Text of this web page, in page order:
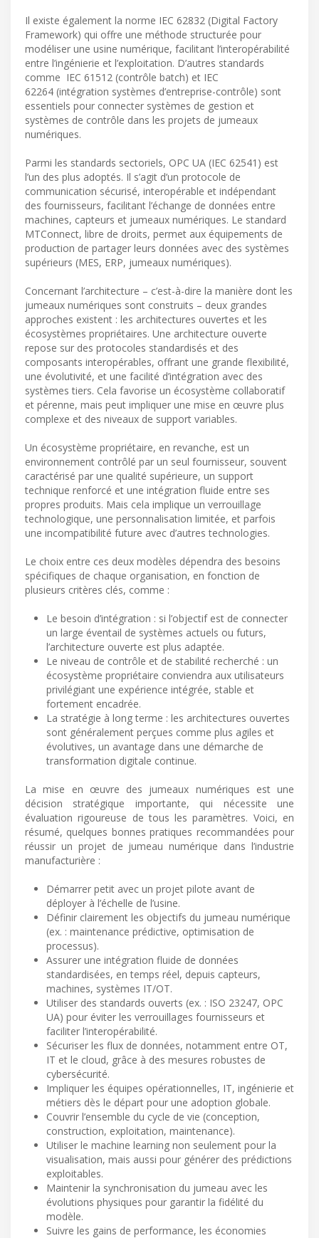
Il existe également la norme IEC 62832 (Digital Factory
Framework) qui offre une méthode structurée pour
modéliser une usine numérique, facilitant l’interopérabilité
entre l’ingénierie et l’exploitation. D’autres standards
comme IEC 61512 (contrôle batch) et IEC
62264 (intégration systèmes d’entreprise-contrôle) sont
essentiels pour connecter systèmes de gestion et
systèmes de contrôle dans les projets de jumeaux
numériques.
Parmi les standards sectoriels, OPC UA (IEC 62541) est
l’un des plus adoptés. Il s’agit d’un protocole de
communication sécurisé, interopérable et indépendant
des fournisseurs, facilitant l’échange de données entre
machines, capteurs et jumeaux numériques. Le standard
MTConnect, libre de droits, permet aux équipements de
production de partager leurs données avec des systèmes
supérieurs (MES, ERP, jumeaux numériques).
Concernant l’architecture – c’est-à-dire la manière dont les
jumeaux numériques sont construits – deux grandes
approches existent : les architectures ouvertes et les
écosystèmes propriétaires. Une architecture ouverte
repose sur des protocoles standardisés et des
composants interopérables, offrant une grande flexibilité,
une évolutivité, et une facilité d’intégration avec des
systèmes tiers. Cela favorise un écosystème collaboratif
et pérenne, mais peut impliquer une mise en œuvre plus
complexe et des niveaux de support variables.
Un écosystème propriétaire, en revanche, est un
environnement contrôlé par un seul fournisseur, souvent
caractérisé par une qualité supérieure, un support
technique renforcé et une intégration fluide entre ses
propres produits. Mais cela implique un verrouillage
technologique, une personnalisation limitée, et parfois
une incompatibilité future avec d’autres technologies.
Le choix entre ces deux modèles dépendra des besoins
spécifiques de chaque organisation, en fonction de
plusieurs critères clés, comme :
Le besoin d’intégration : si l’objectif est de connecter
un large éventail de systèmes actuels ou futurs,
l’architecture ouverte est plus adaptée.
Le niveau de contrôle et de stabilité recherché : un
écosystème propriétaire conviendra aux utilisateurs
privilégiant une expérience intégrée, stable et
fortement encadrée.
La stratégie à long terme : les architectures ouvertes
sont généralement perçues comme plus agiles et
évolutives, un avantage dans une démarche de
transformation digitale continue.
La mise en œuvre des jumeaux numériques est une
décision stratégique importante, qui nécessite une
évaluation rigoureuse de tous les paramètres. Voici, en
résumé, quelques bonnes pratiques recommandées pour
réussir un projet de jumeau numérique dans l’industrie
manufacturière :
Démarrer petit avec un projet pilote avant de
déployer à l’échelle de l’usine.
Définir clairement les objectifs du jumeau numérique
(ex. : maintenance prédictive, optimisation de
processus).
Assurer une intégration fluide de données
standardisées, en temps réel, depuis capteurs,
machines, systèmes IT/OT.
Utiliser des standards ouverts (ex. : ISO 23247, OPC
UA) pour éviter les verrouillages fournisseurs et
faciliter l’interopérabilité.
Sécuriser les flux de données, notamment entre OT,
IT et le cloud, grâce à des mesures robustes de
cybersécurité.
Impliquer les équipes opérationnelles, IT, ingénierie et
métiers dès le départ pour une adoption globale.
Couvrir l’ensemble du cycle de vie (conception,
construction, exploitation, maintenance).
Utiliser le machine learning non seulement pour la
visualisation, mais aussi pour générer des prédictions
exploitables.
Maintenir la synchronisation du jumeau avec les
évolutions physiques pour garantir la fidélité du
modèle.
Suivre les gains de performance, les économies